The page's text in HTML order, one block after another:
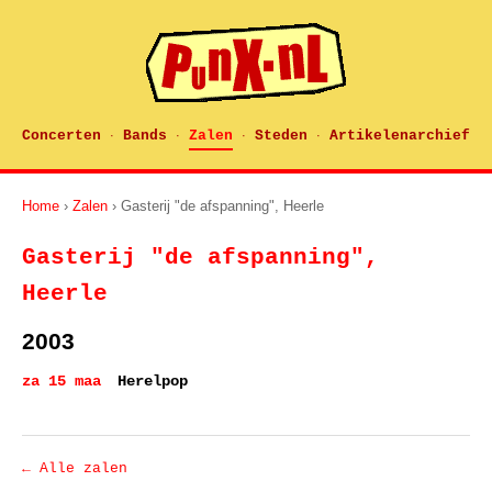
Concerten · Bands · Zalen · Steden · Artikelenarchief
Home › Zalen › Gasterij "de afspanning", Heerle
Gasterij "de afspanning",
Heerle
2003
za 15 maa Herelpop
← Alle zalen